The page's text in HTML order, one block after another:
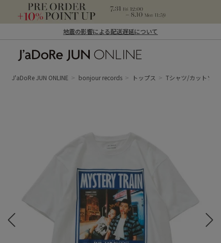
地震の影響による配送遅延について
ン オンライン）
J'aDoRe JUN ONLINE bonjour records トップス Tシャツ/カットソー